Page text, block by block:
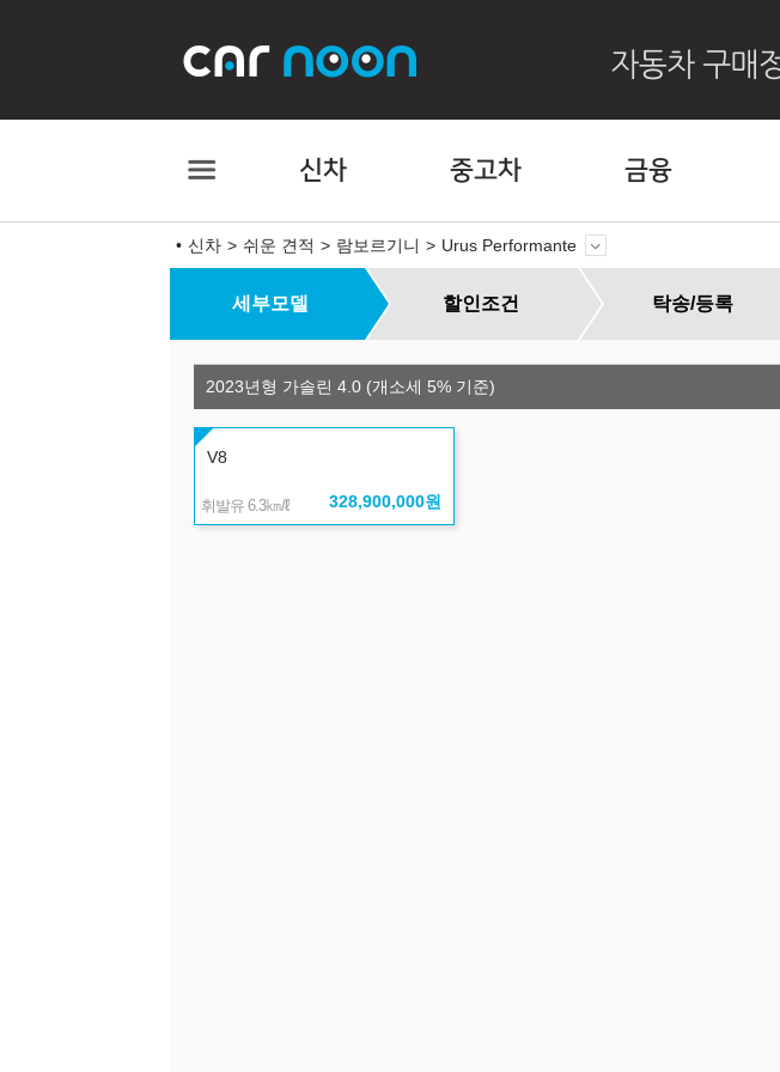
신차 중고차 금융
신차 쉬운 견적 람보르기니 Urus Performante
세부모델 할인조건 탁송/등록
2023년형 가솔린 4.0 (개소세 5% 기준)
V8
휘발유 6.3㎞/ℓ 328,900,000원